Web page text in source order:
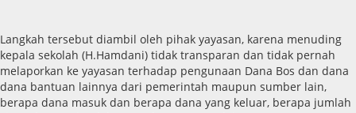
Langkah tersebut diambil oleh pihak yayasan, karena menuding
kepala sekolah (H.Hamdani) tidak transparan dan tidak pernah
melaporkan ke yayasan terhadap pengunaan Dana Bos dan dana
dana bantuan lainnya dari pemerintah maupun sumber lain,
berapa dana masuk dan berapa dana yang keluar, berapa jumlah